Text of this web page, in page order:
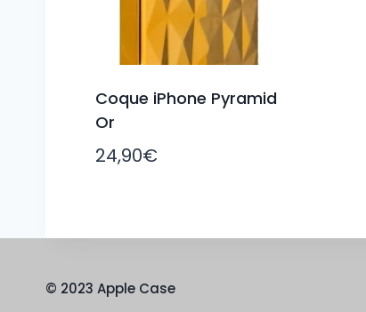
Coque iPhone Pyramid
Or
24,90€
© 2023 Apple Case